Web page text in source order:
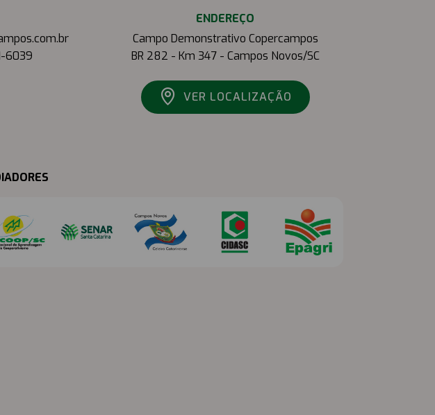
6039
ENDEREÇO
Campo Demonstrativo Copercampos
BR 282 - Km 347 - Campos Novos/SC
VER LOCALIZAÇÃO